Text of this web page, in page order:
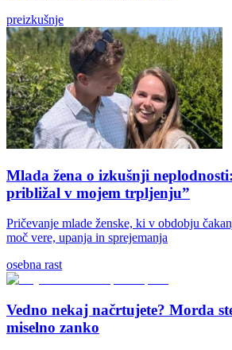
preizkušnje
Mlada žena o izkušnji
približal v mojem trpljenju”
Pričevanje mlade ženske, ki v obdobju
moč vere, upanja in sprejemanja
osebna rast
Vedno nekaj načrtujete? Morda
miselno zanko